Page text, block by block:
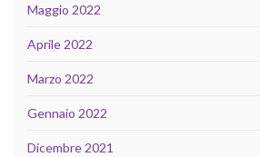
Maggio 2022
Aprile 2022
Marzo 2022
Gennaio 2022
Dicembre 2021